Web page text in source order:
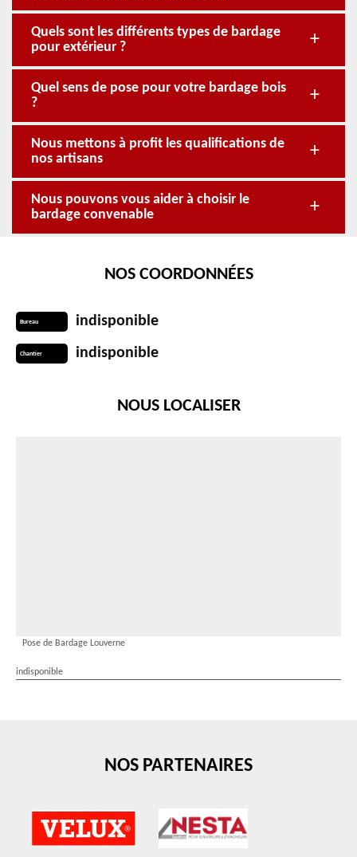
Quels sont les différents types de bardage
pour extérieur ?
Quel sens de pose pour votre bardage bois
?
Nous mettons à profit les qualifications de
nos artisans
Nous pouvons vous aider à choisir le
bardage convenable
NOS COORDONNÉES
Bureau indisponible
Chantier indisponible
NOUS LOCALISER
Pose de Bardage Louverne
indisponible
NOS PARTENAIRES